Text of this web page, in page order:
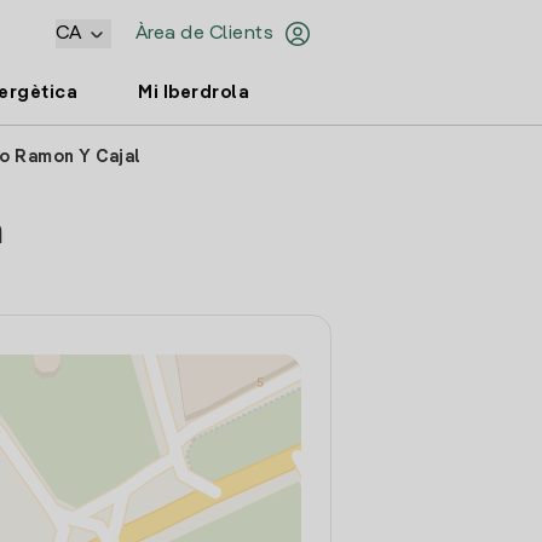
Àrea de Clients
CA
Mi Iberdrola
Ramon Y Cajal